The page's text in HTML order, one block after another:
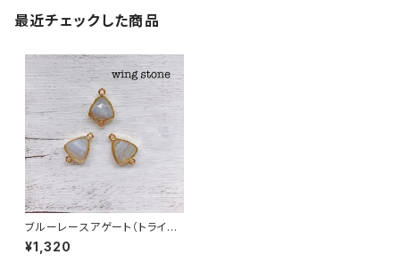
最近チェックした商品
ブルーレースアゲート（トライア
ングル型）２カン
¥1,320